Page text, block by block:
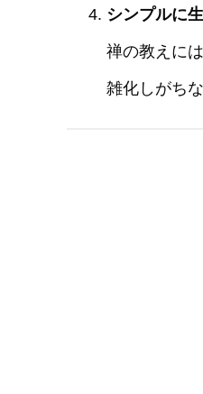
シンプルに
禅の教えに
雑化しがち